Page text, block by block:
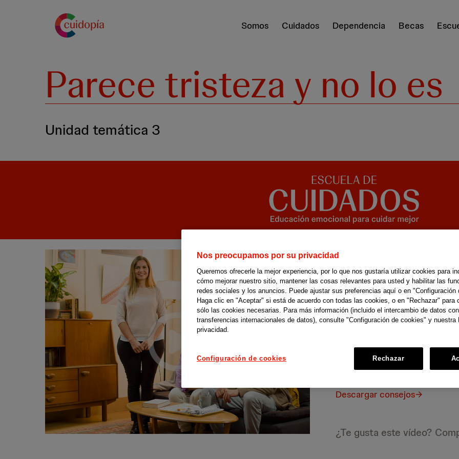
Somos Cuidados Dependencia Becas
Parece tristeza y no lo es
Unidad temática 3
Capítulo 7
Está depre
¿Cómo diferenciar la
de esta enfermedad te
Puedes ver el vídeo haciendo
de este capítulo.
Descargar consejos
¿Te gusta este vídeo?
Nos preocupamos por su privacidad
Queremos ofrecerle la mejor experiencia, por lo que nos gustaría utilizar cookies para
cómo mejorar nuestro sitio, mantener las cosas relevantes para usted y habilitar las
redes sociales y los anuncios. Puede ajustar sus preferencias aquí o en "Configuración
Haga clic en "Aceptar" si está de acuerdo con todas las cookies, o en "Rechazar" para
sólo las cookies necesarias. Para más información (incluido el intercambio de datos
transferencias internacionales de datos), consulte "Configuración de cookies" y nuestra
privacidad.
Configuración de cookies Rechazar